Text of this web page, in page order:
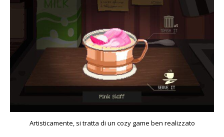
Artisticamente, si tratta di un cozy game ben realizzato